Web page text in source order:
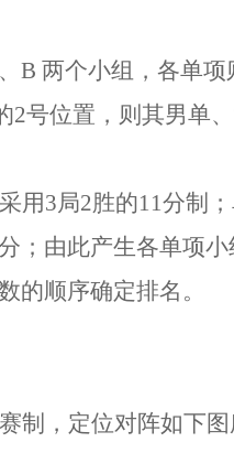
B 两个小组，各单
号位置，则其男单、
用3局2胜的11分制
；由此产生各单项
的顺序确定排名。
制，定位对阵如下图